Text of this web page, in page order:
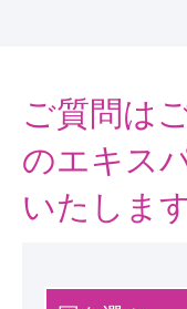
ご質問は
のエキス
いたします